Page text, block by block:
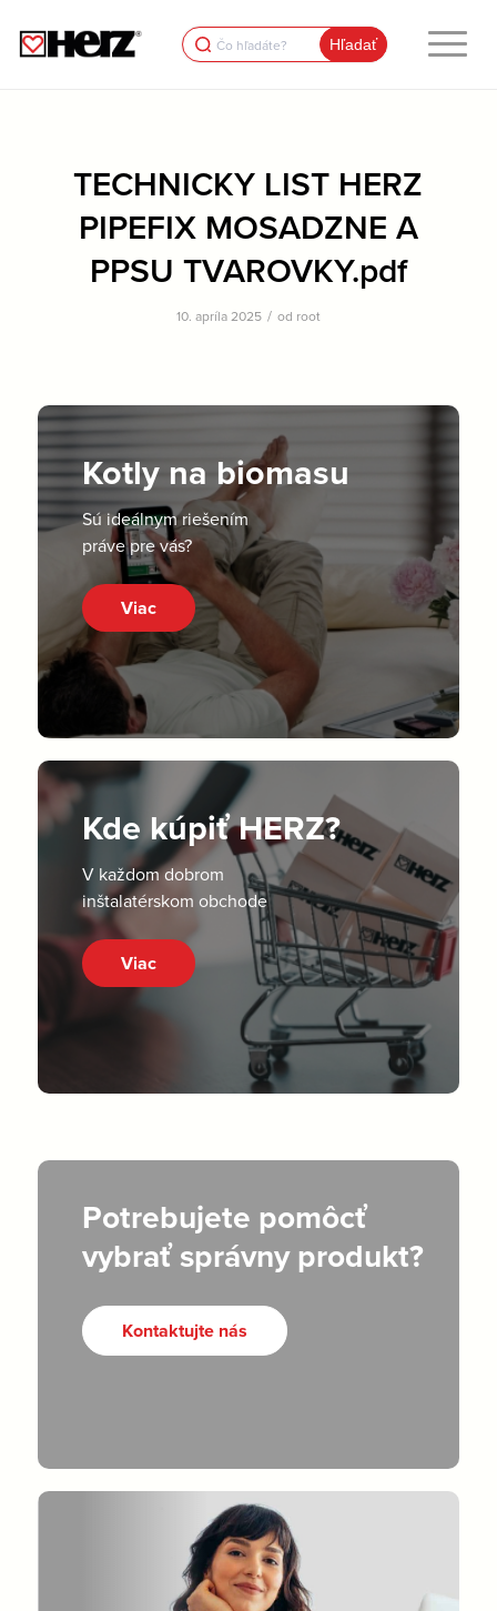
Search
for:
TECHNICKY LIST HERZ
PIPEFIX MOSADZNE A
PPSU TVAROVKY.pdf
10. apríla 2025 / od root
Kotly na biomasu
Sú ideálnym riešením
práve pre vás?
Viac
Kde kúpiť HERZ?
V každom dobrom
inštalatérskom obchode
Viac
Potrebujete pomôcť
vybrať správny produkt?
Kontaktujte nás